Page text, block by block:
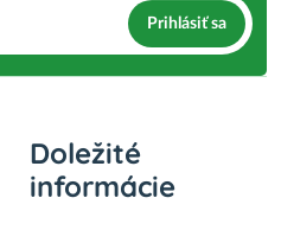
Prihlásiť sa
Doležité
informácie